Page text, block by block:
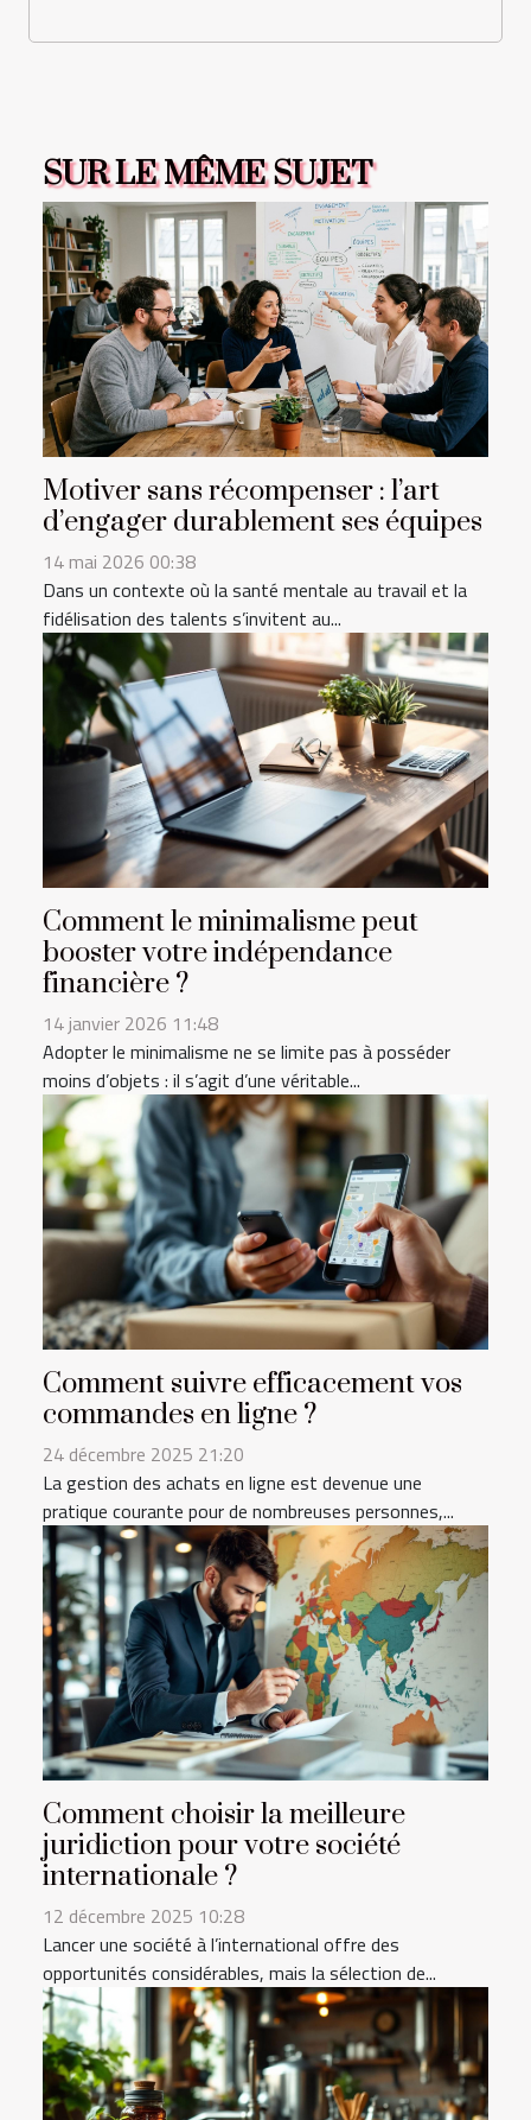
SUR LE MÊME SUJET
Motiver sans récompenser : l’art
d’engager durablement ses équipes
14 mai 2026 00:38
Dans un contexte où la santé mentale au travail et la
fidélisation des talents s’invitent au...
Comment le minimalisme peut
booster votre indépendance
financière ?
14 janvier 2026 11:48
Adopter le minimalisme ne se limite pas à posséder
moins d’objets : il s’agit d’une véritable...
Comment suivre efficacement vos
commandes en ligne ?
24 décembre 2025 21:20
La gestion des achats en ligne est devenue une
pratique courante pour de nombreuses personnes,...
Comment choisir la meilleure
juridiction pour votre société
internationale ?
12 décembre 2025 10:28
Lancer une société à l’international offre des
opportunités considérables, mais la sélection de...